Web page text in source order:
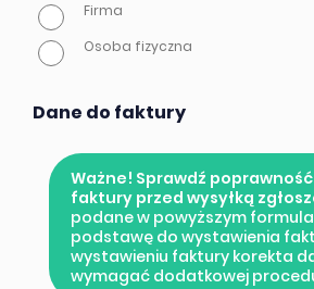
Firma
Osoba fizyczna
Dane do faktury
Ważne! Sprawdź
faktury przed wysyłką
podane w powyższym
podstawę do wystawienia
wystawieniu faktury korekta
wymagać dodatkowej